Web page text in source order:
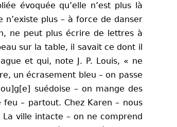
évoquée qu’elle n’est plus là
plus – à force de danser
ne peut plus écrire de lettres à
sur la table, il savait ce dont il
et qui, note J. P. Louis, « ne
un écrasement bleu – on passe
suédoise – on mange des
– partout. Chez Karen – nous
ville intacte – on ne comprend